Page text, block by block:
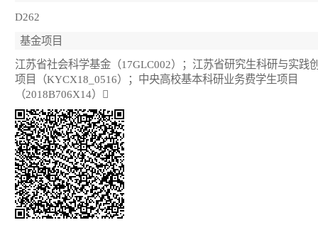
D262
基金项目
江苏省社会科学基金（17GLC002）；江苏省研究生科研与实践
项目（KYCX18_0516）；中央高校基本科研业务费学生项目
（2018B706X14）